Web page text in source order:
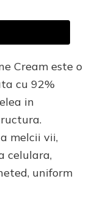
Cream este o
cu 92%
in
melcii vii,
celulara,
uniform